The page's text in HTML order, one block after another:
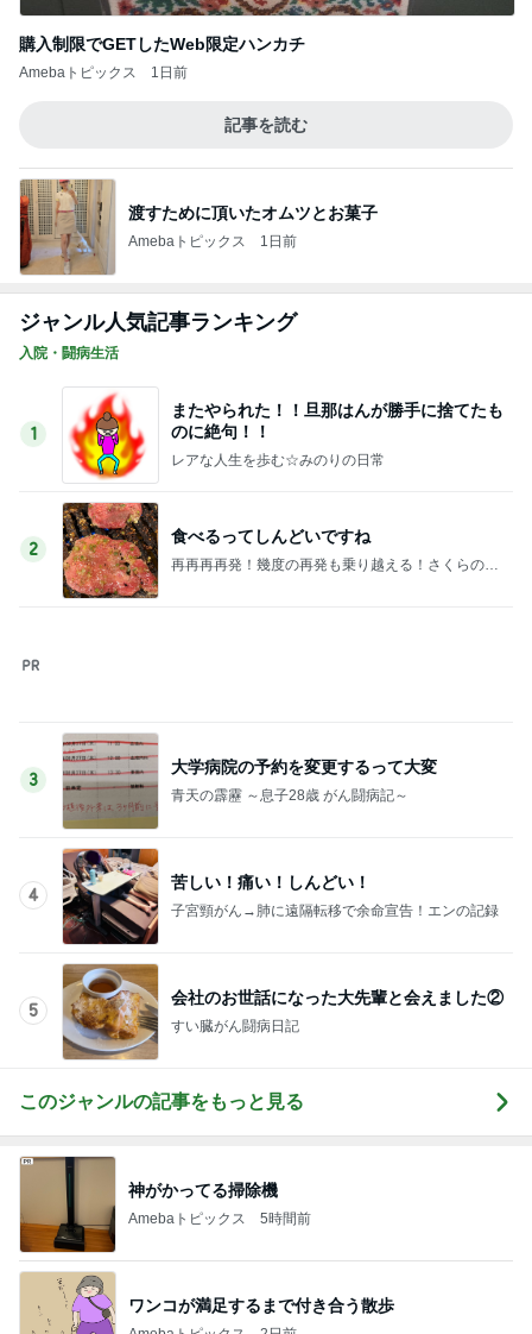
Amebaトピックス 1日前
1
2
再再再再発！幾度の再発も乗り越える！さくらの幸
3
大学病院の予約を変更するって大変
青天の霹靂 ～息子28歳 がん闘病記～
4
5
会社のお世話になった大先輩と会えました②
すい臓がん闘病日記
このジャンルの記事をもっと見る
神がかってる掃除機
Amebaトピックス 5時間前
Amebaトピックス 2日前
モト冬樹 何回呼んでも来ない愛犬
Amebaトピックス 1日前